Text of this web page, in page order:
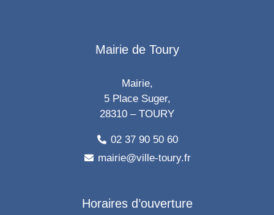
Mairie de Toury
Mairie,
5 Place Suger,
28310 – TOURY
02 37 90 50 60
mairie@ville-toury.fr
Horaires d’ouverture